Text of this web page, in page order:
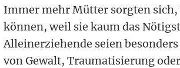
Immer mehr Mütter sorgten
können, weil sie kaum das
Alleinerziehende seien
von Gewalt, Traumatisierung